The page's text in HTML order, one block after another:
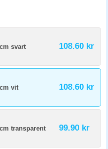
svart 108.60 kr
vit 108.60 kr
transparent 99.90 kr